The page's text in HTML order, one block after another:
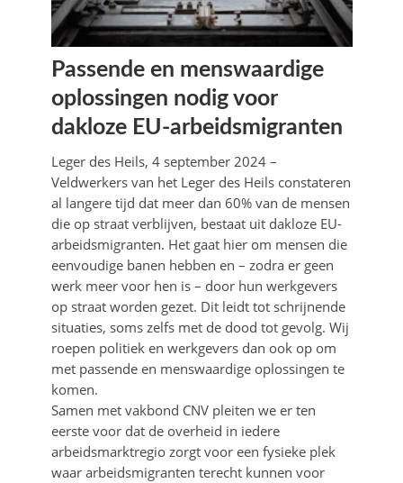
Passende en menswaardige
oplossingen nodig voor
dakloze EU-arbeidsmigranten
Leger des Heils, 4 september 2024 –
Veldwerkers van het Leger des Heils constateren
al langere tijd dat meer dan 60% van de mensen
die op straat verblijven, bestaat uit dakloze EU-
arbeidsmigranten. Het gaat hier om mensen die
eenvoudige banen hebben en – zodra er geen
werk meer voor hen is – door hun werkgevers
op straat worden gezet. Dit leidt tot schrijnende
situaties, soms zelfs met de dood tot gevolg. Wij
roepen politiek en werkgevers dan ook op om
met passende en menswaardige oplossingen te
komen.
Samen met vakbond CNV pleiten we er ten
eerste voor dat de overheid in iedere
arbeidsmarktregio zorgt voor een fysieke plek
waar arbeidsmigranten terecht kunnen voor